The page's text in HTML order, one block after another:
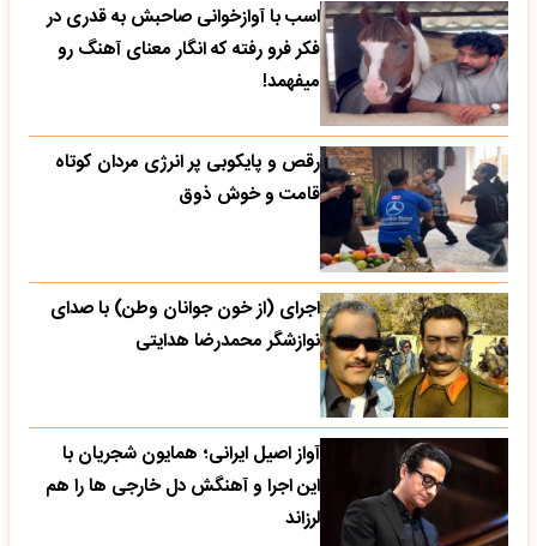
اسب با آوازخوانی صاحبش به قدری در
فکر فرو رفته که انگار معنای آهنگ رو
میفهمد!
رقص و پایکوبی پر انرژی مردان کوتاه
قامت و خوش ذوق
اجرای (از خون جوانان وطن) با صدای
نوازشگر محمدرضا هدایتی
آواز اصیل ایرانی؛ همایون شجریان با
این اجرا و آهنگش دل خارجی ها را هم
لرزاند